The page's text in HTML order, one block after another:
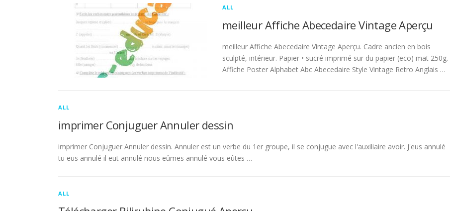
ALL
meilleur Affiche Abecedaire Vintage Aperçu
meilleur Affiche Abecedaire Vintage Aperçu. Cadre ancien en bois
sculpté, intérieur. Papier • sucré imprimé sur du papier (eco) mat 250g.
Affiche Poster Alphabet Abc Abecedaire Style Vintage Retro Anglais …
ALL
imprimer Conjuguer Annuler dessin
imprimer Conjuguer Annuler dessin. Annuler est un verbe du 1er groupe, il se conjugue avec l'auxiliaire avoir. J'eus annulé
tu eus annulé il eut annulé nous eûmes annulé vous eûtes …
ALL